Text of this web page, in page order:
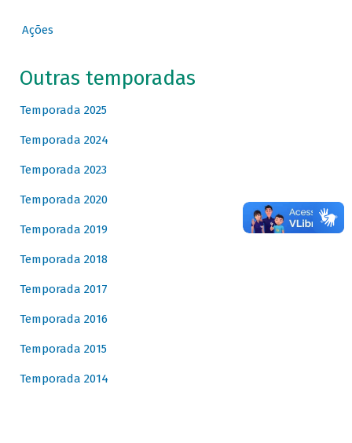
Ações
Outras temporadas
Temporada 2025
Temporada 2024
Temporada 2023
Temporada 2020
Temporada 2019
Temporada 2018
Temporada 2017
Temporada 2016
Temporada 2015
Temporada 2014